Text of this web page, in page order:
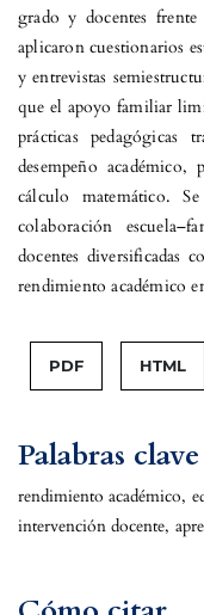
Palabras clave
rendimiento académico,
intervención docente,
grado y docentes
aplicaron cuestionarios
y entrevistas
que el apoyo familiar
prácticas pedagógicas
desempeño
cálculo matemático.
colaboración
docentes diversificadas
rendimiento académico
PDF HTML